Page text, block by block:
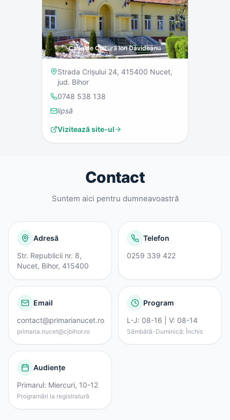
Casa de Cultură Ion Davideanu
Strada Crișului 24, 415400 Nucet,
jud. Bihor
0748 538 138
lipsă
Vizitează site-ul
Contact
Suntem aici pentru dumneavoastră
Adresă
Str. Republicii nr. 8,
Nucet, Bihor, 415400
Telefon
0259 339 422
Email
contact@primarianucet.ro
primaria.nucet@cjbihor.ro
Program
L-J: 08-16 | V: 08-14
Sâmbătă-Duminică: Închis
Audiențe
Primarul: Miercuri, 10-12
Programări la registratură